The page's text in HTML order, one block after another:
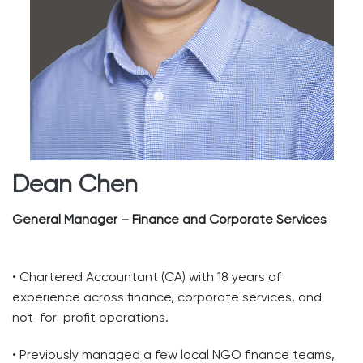
Dean Chen
General Manager – Finance and Corporate Services
• Chartered Accountant (CA) with 18 years of
experience across finance, corporate services, and
not-for-profit operations.
• Previously managed a few local NGO finance teams,